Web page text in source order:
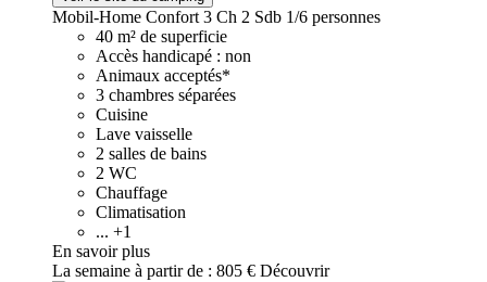
Mobil-Home Confort 3 Ch 2 Sdb 1/6 personnes
40 m² de superficie
Accès handicapé : non
Animaux acceptés*
3 chambres séparées
Cuisine
Lave vaisselle
2 salles de bains
2 WC
Chauffage
Climatisation
... +1
En savoir plus
La semaine à partir de : 805 € Découvrir